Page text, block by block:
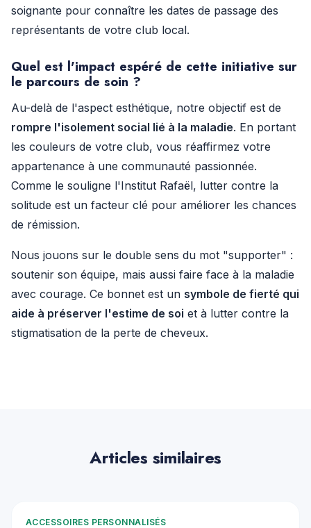
soignante pour connaître les dates de passage des
représentants de votre club local.
Quel est l'impact espéré de cette initiative sur
le parcours de soin ?
Au-delà de l'aspect esthétique, notre objectif est de
rompre l'isolement social lié à la maladie. En portant
les couleurs de votre club, vous réaffirmez votre
appartenance à une communauté passionnée.
Comme le souligne l'Institut Rafaël, lutter contre la
solitude est un facteur clé pour améliorer les chances
de rémission.
Nous jouons sur le double sens du mot "supporter" :
soutenir son équipe, mais aussi faire face à la maladie
avec courage. Ce bonnet est un symbole de fierté qui
aide à préserver l'estime de soi et à lutter contre la
stigmatisation de la perte de cheveux.
Articles similaires
ACCESSOIRES PERSONNALISÉS